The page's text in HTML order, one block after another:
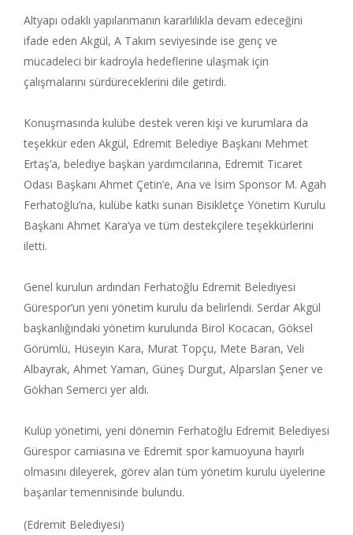
Altyapı odaklı yapılanmanın kararlılıkla devam edeceğini
ifade eden Akgül, A Takım seviyesinde ise genç ve
mücadeleci bir kadroyla hedeflerine ulaşmak için
çalışmalarını sürdüreceklerini dile getirdi.
Konuşmasında kulübe destek veren kişi ve kurumlara da
teşekkür eden Akgül, Edremit Belediye Başkanı Mehmet
Ertaş’a, belediye başkan yardımcılarına, Edremit Ticaret
Odası Başkanı Ahmet Çetin’e, Ana ve İsim Sponsor M. Agah
Ferhatoğlu’na, kulübe katkı sunan Bisikletçe Yönetim Kurulu
Başkanı Ahmet Kara’ya ve tüm destekçilere teşekkürlerini
iletti.
Genel kurulun ardından Ferhatoğlu Edremit Belediyesi
Gürespor’un yeni yönetim kurulu da belirlendi. Serdar Akgül
başkanlığındaki yönetim kurulunda Birol Kocacan, Göksel
Görümlü, Hüseyin Kara, Murat Topçu, Mete Baran, Veli
Albayrak, Ahmet Yaman, Güneş Durgut, Alparslan Şener ve
Gökhan Semerci yer aldı.
Kulüp yönetimi, yeni dönemin Ferhatoğlu Edremit Belediyesi
Gürespor camiasına ve Edremit spor kamuoyuna hayırlı
olmasını dileyerek, görev alan tüm yönetim kurulu üyelerine
başarılar temennisinde bulundu.
(Edremit Belediyesi)